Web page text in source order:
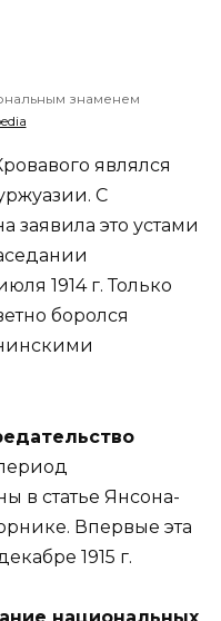
знаменем
являлся
С
заявила это устами
1914 г. Только
боролся
в статье Янсона-
Впервые эта
1915 г.
национальных